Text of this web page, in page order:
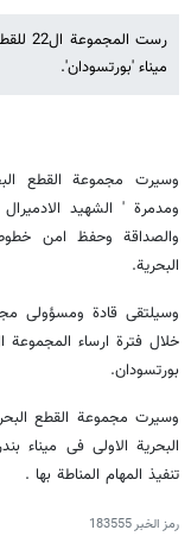
رست
میناء 'بورتسودان'.
وسیرت مجموعة القطع
ومدمرة ' الشهید
والصداقة وحفظ امن خطوط
البحریة.
وسیلتقی قادة ومسؤولی
بورتسودان.
وسیرت مجموعة القطع
البحریة الاولی فی میناء
تنفیذ المهام المناطة بها .
رمز الخبر183555